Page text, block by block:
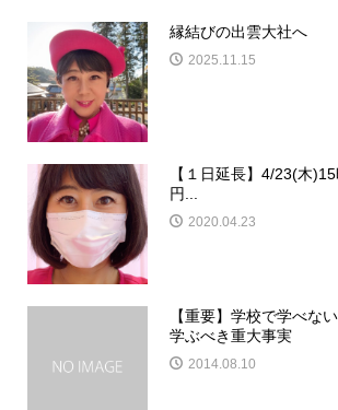
縁結びの出雲大社へ
2025.11.15
【１日延長】4/23(木
円...
2020.04.23
【重要】学校で学べな
学ぶべき重大事実
2014.08.10